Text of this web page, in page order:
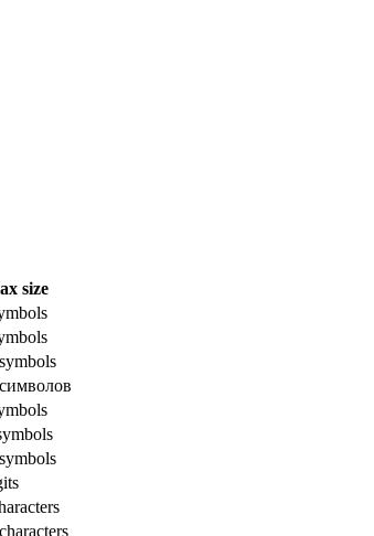
size